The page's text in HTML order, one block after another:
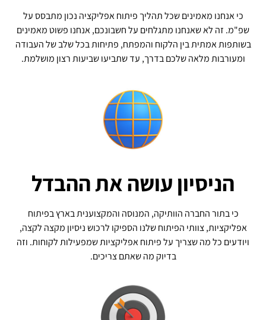
כי אנחנו מאמינים שכל תהליך פיתוח אפליקציה נכון מתבסס על
שפ"מ. זה לא שאנחנו מתגלחים על חשבונכם, אנחנו פשוט מאמינים
בשותפות אמתית בין הלקוח והמפתח, פתיחות בכל שלב של העבודה
ומעורבות מלאה שלכם בדרך, עד שתביעו שביעות רצון מושלמת.
הניסיון עושה את ההבדל
כי בתור החברה הוותיקה, המנוסה והמקצוענית בארץ בפיתוח
אפליקציות, צוותי הפיתוח שלנו הספיקו לרכוש ניסיון מקצה לקצה,
ויודעים כל מה שצריך על פיתוח אפליקציות שמפעילות לקוחות. וזה
בדיוק מה שאתם צריכים.